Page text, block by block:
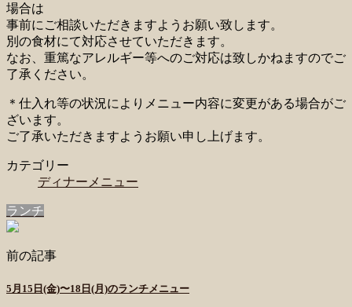
場合は
事前にご相談いただきますようお願い致します。
別の食材にて対応させていただきます。
なお、重篤なアレルギー等へのご対応は致しかねますのでご
了承ください。
＊仕入れ等の状況によりメニュー内容に変更がある場合がご
ざいます。
ご了承いただきますようお願い申し上げます。
カテゴリー
ディナーメニュー
ランチ
前の記事
5月15日(金)〜18日(月)のランチメニュー